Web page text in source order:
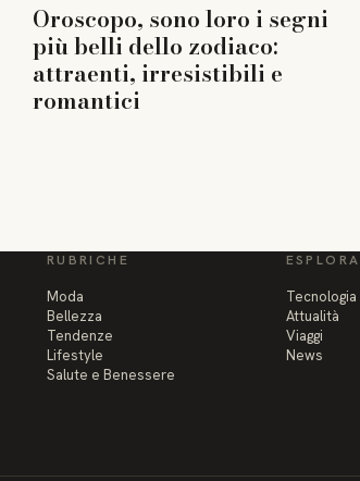
Oroscopo, sono loro i segni
più belli dello zodiaco:
attraenti, irresistibili e
romantici
RUBRICHE
Moda
Bellezza
Tendenze
Lifestyle
Salute e Benessere
ESPLORA
Tecnologia
Attualità
Viaggi
News